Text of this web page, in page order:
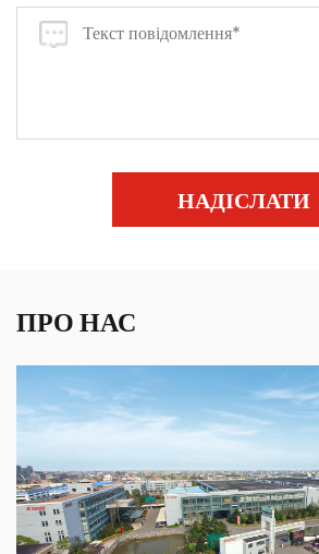
НАДІСЛАТИ
ПРО НАС